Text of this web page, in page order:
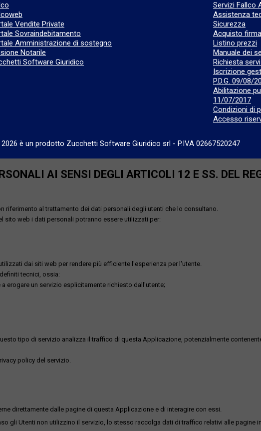
Vendite Private
Sovraindebitamento
Amministrazione di sostegno
Notarile
Software Giuridico
Servizi Fallco
Assistenza
Sicurezza
Acquisto
Listino prezzi
Manuale dei
Richiesta
Iscrizione
P.D.G. 09/08/
Abilitazione
11/07/2017
Condizioni di
Accesso
è un prodotto Zucchetti Software Giuridico srl - P.IVA 02667520247
AI SENSI DEGLI ARTICOLI 12 E SS. DEL
al trattamento dei dati personali degli utenti che lo consultano.
sito web i dati personali potranno essere utilizzati per:
dai siti web per rendere più efficiente l'esperienza per l'utente.
tecnici, ossia:
erogare un servizio esplicitamente richiesto dall'utente;
tipo di servizio analizza il traffico di questa Applicazione, potenzialmente
policy del servizio.
direttamente dalle pagine di questa Applicazione e di interagire con essi.
gli Utenti non utilizzino il servizio, lo stesso raccolga dati di traffico relativi alle pagine